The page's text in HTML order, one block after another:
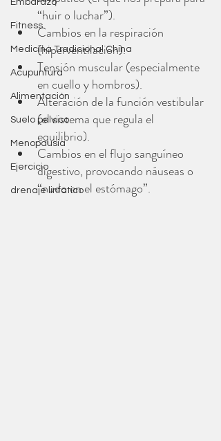
Embarazo
Fitness
Medicina Tradicional China
Acupuntura
Alimentación
Suelo pelvico
Menopausia
Ejercicio
drenaje linfatico
“huir o luchar”).
Cambios en la respiración
(hiperventilación).
Tensión muscular (especialmente
en cuello y hombros).
Alteración de la función vestibular
(el sistema que regula el
equilibrio).
Cambios en el flujo sanguíneo
digestivo, provocando náuseas o
“nudo en el estómago”.